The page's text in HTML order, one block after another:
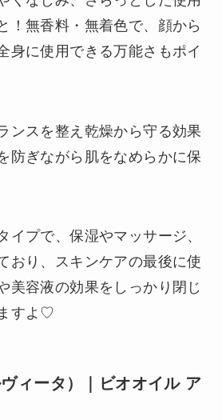
！無香料・無着色で、顔から
身に使用できる万能さもポイ
ンスを整え乾燥から守る効果
防ぎながら肌をなめらかに保
イプで、保湿やマッサージ、
おり、スキンケアの最後に使
美容液の効果をしっかり閉じ
すよ♡
ィータ）｜ビオオイル ア